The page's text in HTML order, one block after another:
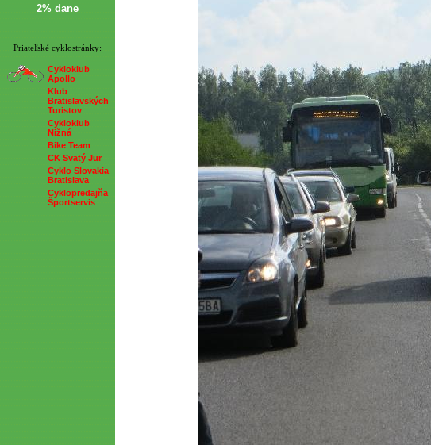
2% dane
Priateľské cyklostránky:
Cykloklub
Apollo
Klub
Bratislavských
Turistov
Cykloklub
Nižná
Bike Team
CK Svätý Jur
Cyklo Slovakia
Bratislava
Cyklopredajňa
Športservis